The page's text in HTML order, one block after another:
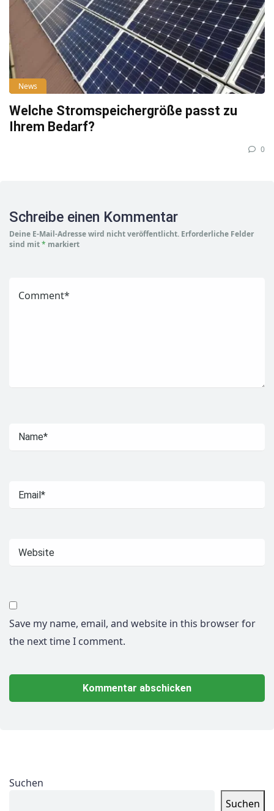
News
Welche Stromspeichergröße passt zu
Ihrem Bedarf?
0
Schreibe einen Kommentar
Deine E-Mail-Adresse wird nicht veröffentlicht. Erforderliche Felder
sind mit* markiert
Save my name, email, and website in this browser for
the next time I comment.
Suchen
Suchen